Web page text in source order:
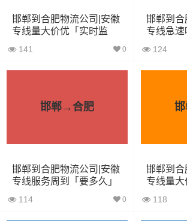
4.2米货车 22立方 5吨
5.2米货车 31立方 8吨
7.6米货车 48立方
17.5米货车 130立方 33吨
邯郸到合肥物流公司|安徽
专线量大价优「实时监
141 0
邯郸到合
专线急
124
邯郸→合肥
邯郸到合肥物流公司|安徽
专线服务周到「要多久」
114 0
邯郸到合
专线量
118